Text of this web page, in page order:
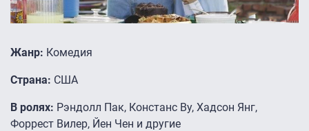
Жанр: Комедия
Страна: США
В ролях: Рэндолл Пак, Констанс Ву, Хадсон Янг,
Форрест Вилер, Йен Чен и другие